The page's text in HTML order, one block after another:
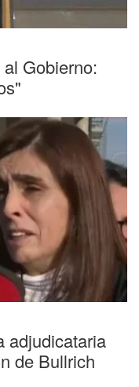
Gobierno:
adjudicataria
de Bullrich